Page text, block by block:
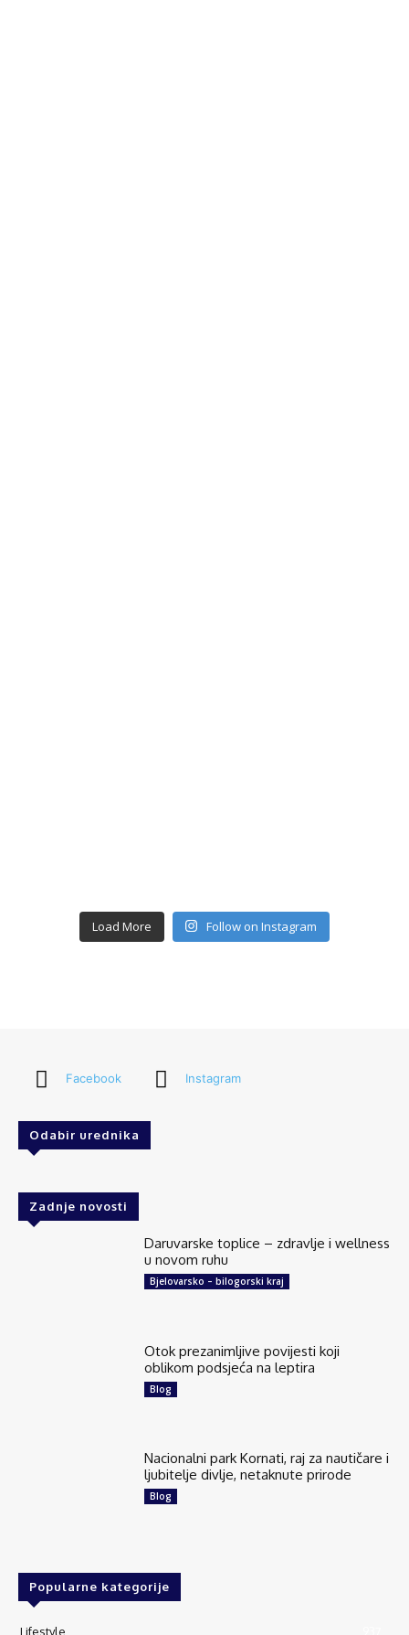
Load More Follow on Instagram
Facebook Instagram
Odabir urednika
Zadnje novosti
Daruvarske toplice – zdravlje i wellness
u novom ruhu
Bjelovarsko – bilogorski kraj
Otok prezanimljive povijesti koji
oblikom podsjeća na leptira
Blog
Nacionalni park Kornati, raj za nautičare i
ljubitelje divlje, netaknute prirode
Blog
Popularne kategorije
Lifestyle